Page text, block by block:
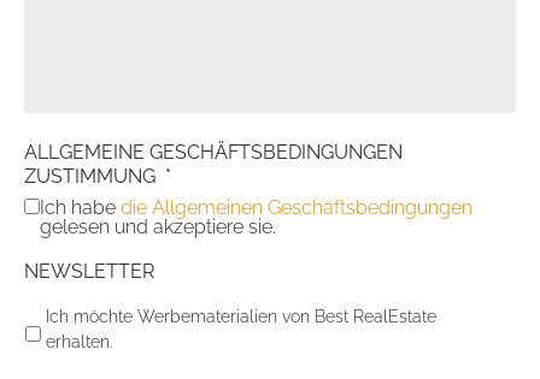
ALLGEMEINE GESCHÄFTSBEDINGUNGEN
ZUSTIMMUNG *
Ich habe die Allgemeinen Geschäftsbedingungen
gelesen und akzeptiere sie.
NEWSLETTER
Ich möchte Werbematerialien von Best RealEstate
erhalten.